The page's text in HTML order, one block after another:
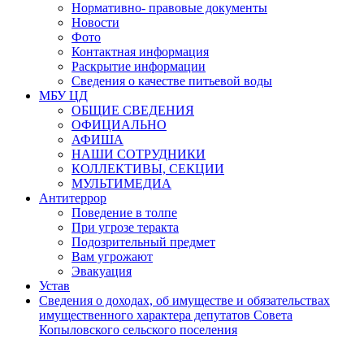
Нормативно- правовые документы
Новости
Фото
Контактная информация
Раскрытие информации
Сведения о качестве питьевой воды
МБУ ЦД
ОБЩИЕ СВЕДЕНИЯ
ОФИЦИАЛЬНО
АФИША
НАШИ СОТРУДНИКИ
КОЛЛЕКТИВЫ, СЕКЦИИ
МУЛЬТИМЕДИА
Антитеррор
Поведение в толпе
При угрозе теракта
Подозрительный предмет
Вам угрожают
Эвакуация
Устав
Сведения о доходах, об имуществе и обязательствах
имущественного характера депутатов Совета
Копыловского сельского поселения